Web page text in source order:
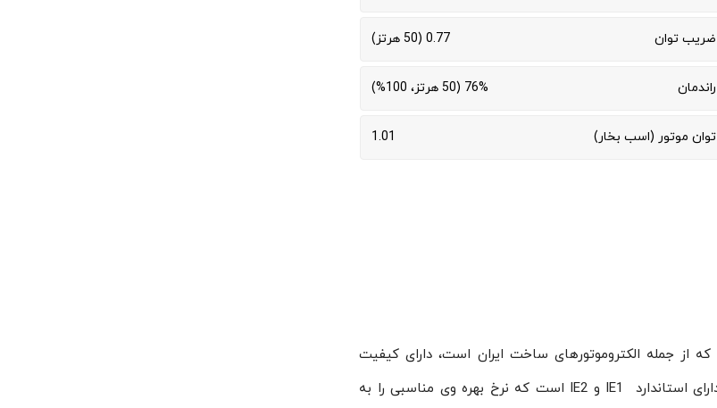
ضریب توان 0.77 (50 هرتز)
راندمان 76% (50 هرتز، 100%)
توان موتور (اسب بخار) 1.01
که از جمله الکتروموتورهای ساخت ایران است، دارای کیفیت
ساخت بسیار بالا و نرخ بهره وری مناسبی است. این الکتروموتور دارای استاندارد IE1 و IE2 است که نرخ بهره وی مناسبی را به